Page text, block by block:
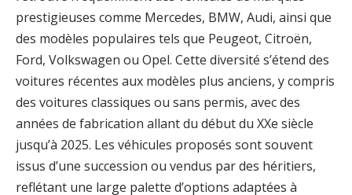
prestigieuses comme Mercedes, BMW, Audi, ainsi que
des modèles populaires tels que Peugeot, Citroën,
Ford, Volkswagen ou Opel. Cette diversité s’étend des
voitures récentes aux modèles plus anciens, y compris
des voitures classiques ou sans permis, avec des
années de fabrication allant du début du XXe siècle
jusqu’à 2025. Les véhicules proposés sont souvent
issus d’une succession ou vendus par des héritiers,
reflétant une large palette d’options adaptées à